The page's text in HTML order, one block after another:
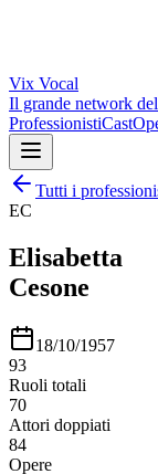
Vix Vocal
Il grande network
ProfessionistiCast
Tutti i
EC
Elisabetta
Cesone
18/10/1957
93
Ruoli totali
70
Attori doppiati
84
Opere